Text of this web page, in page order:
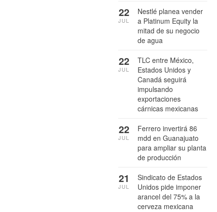
Nestlé planea vender
a Platinum Equity la
mitad de su negocio
de agua
22
JUL
TLC entre México,
Estados Unidos y
Canadá seguirá
impulsando
exportaciones
cárnicas mexicanas
22
JUL
Ferrero invertirá 86
mdd en Guanajuato
para ampliar su planta
de producción
22
JUL
Sindicato de Estados
Unidos pide imponer
arancel del 75% a la
cerveza mexicana
21
JUL